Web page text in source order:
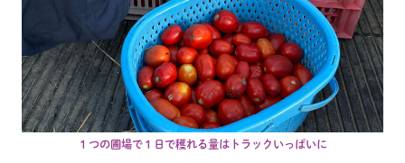
１つの圃場で１日で穫れる量はトラックいっぱいに